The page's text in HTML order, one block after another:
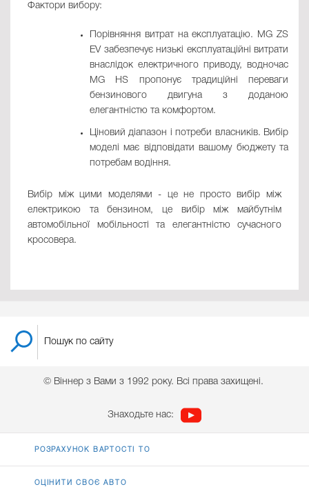
Фактори вибору:
Порівняння витрат на експлуатацію. MG ZS
EV забезпечує низькі експлуатаційні витрати
внаслідок електричного приводу, водночас
MG HS пропонує традиційні переваги
бензинового двигуна з доданою
елегантністю та комфортом.
Ціновий діапазон і потреби власників. Вибір
моделі має відповідати вашому бюджету та
потребам водіння.
Вибір між цими моделями - це не просто вибір між
електрикою та бензином, це вибір між майбутнім
автомобільної мобільності та елегантністю сучасного
кросовера.
© Віннер з Вами з 1992 року. Всі права захищені.
Знаходьте нас:
РОЗРАХУНОК ВАРТОСТІ ТО
ОЦІНИТИ СВОЄ АВТО